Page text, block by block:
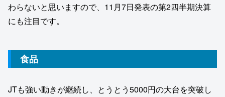
わらないと思いますので、11月7日発表の第2四半期決算
にも注目です。
食品
JTも強い動きが継続し、とうとう5000円の大台を突破し